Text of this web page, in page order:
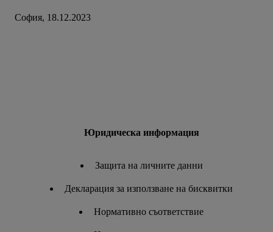
София, 18.12.2023
Юридическа информация
Защита на личните данни
Декларация за използване на бисквитки
Нормативно съответствие